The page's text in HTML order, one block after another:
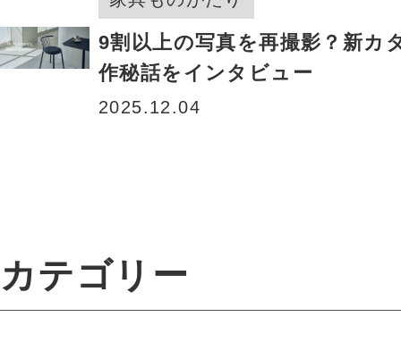
9割以上の写真を再撮影？新カ
作秘話をインタビュー
2025.12.04
カテゴリー